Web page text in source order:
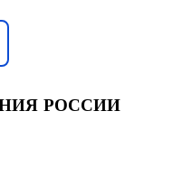
РОССИИ